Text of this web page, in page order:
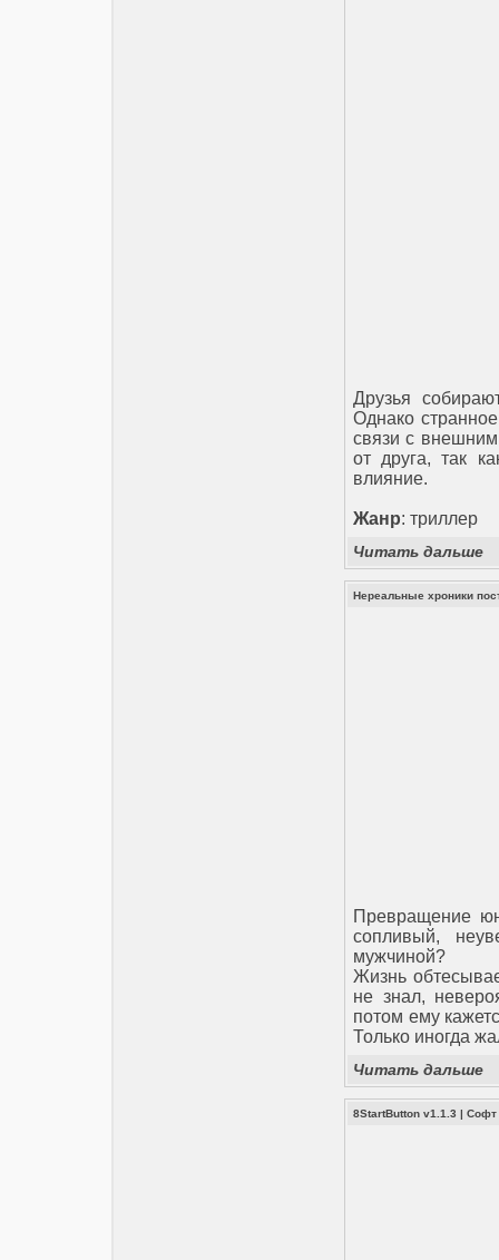
Друзья
Однако
связи с
от друга, так
влияние.
Жанр: триллер
Читать дальше
Нереальные хроники
Превращение
сопливый,
мужчиной?
Жизнь
не знал,
потом ему
Только иногда
Читать дальше
8StartButton v1.1.3 | Софт